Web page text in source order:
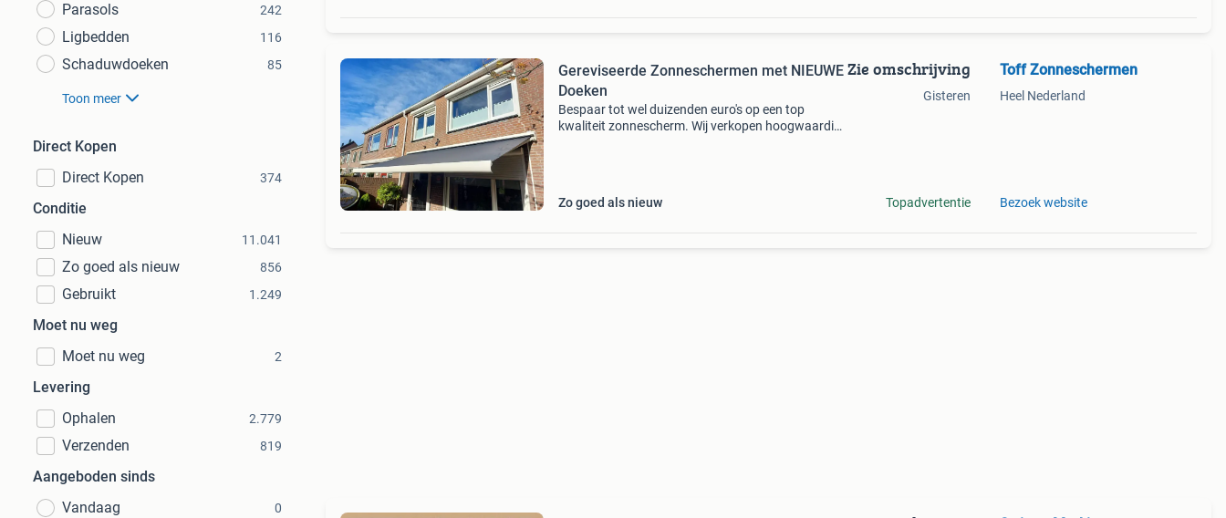
Parasols 242
Ligbedden 116
Schaduwdoeken 85
Toon meer
Direct Kopen
Direct Kopen
374
Conditie
Nieuw
11.041
Zo goed als nieuw 856
Gebruikt 1.249
Moet nu weg
Moet nu weg
2
Levering
Ophalen
2.779
Verzenden 819
Aangeboden sinds
Vandaag
0
Gereviseerde Zonneschermen met NIEUWE
Doeken
Bespaar tot wel duizenden euro's op een top
kwaliteit zonnescherm. Wij verkopen hoogwaardige
Zo goed als nieuw
Zie omschrijving
Gisteren
Topadvertentie
Toff Zonneschermen
Heel Nederland
Bezoek website